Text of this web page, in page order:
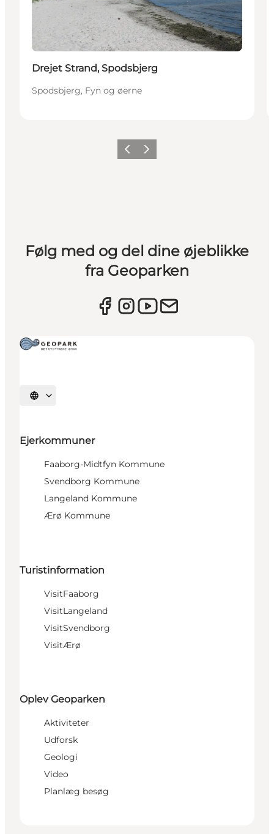
Drejet Strand, Spodsbjerg
Spodsbjerg, Fyn og øerne
ForrigeNæste
Følg med og del dine øjeblikke
fra Geoparken
Vælg sprog
Ejerkommuner
Faaborg-Midtfyn Kommune
Svendborg Kommune
Langeland Kommune
Ærø Kommune
Turistinformation
VisitFaaborg
VisitLangeland
VisitSvendborg
VisitÆrø
Oplev Geoparken
Aktiviteter
Udforsk
Geologi
Video
Planlæg besøg